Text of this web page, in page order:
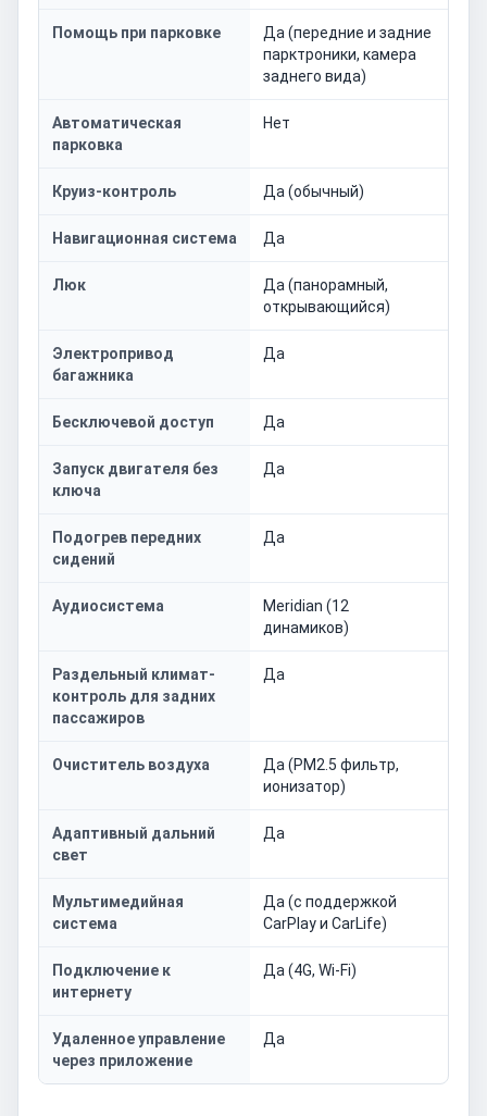
Помощь при парковке
Да (передние и задние
парктроники, камера
заднего вида)
Автоматическая
парковка
Нет
Круиз-контроль Да (обычный)
Навигационная система Да
Люк
Да (панорамный,
открывающийся)
Электропривод
багажника
Да
Бесключевой доступ Да
Запуск двигателя без
ключа
Да
Подогрев передних
сидений
Да
Аудиосистема
Meridian (12
динамиков)
Раздельный климат-
контроль для задних
пассажиров
Да
Очиститель воздуха
Да (PM2.5 фильтр,
ионизатор)
Адаптивный дальний
свет
Да
Мультимедийная
система
Да (с поддержкой
CarPlay и CarLife)
Подключение к
интернету
Да (4G, Wi-Fi)
Удаленное управление
через приложение
Да